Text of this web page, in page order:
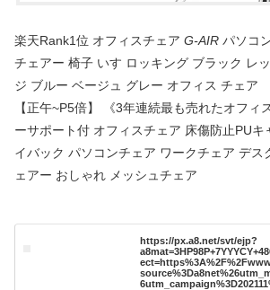
楽天Rank1位 オフィスチェア G-AIR パソコ
チェアー 椅子 いす ロッキング ブラック レ
ジ ブルー ベージュ グレー オフィス チェア
【正午~P5倍】 《3年連続最も売れたオフィ
ーサポート付 オフィスチェア 床傷防止PUキ
イバック パソコンチェア ワークチェア デス
ェアー おしゃれ メッシュチェア
https://px.a8.net/svt/ejp?